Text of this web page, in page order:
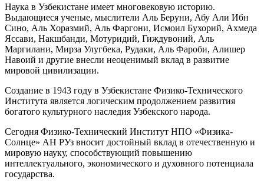
Наука в Узбекистане имеет многовековую историю.
Выдающиеся ученые, мыслители Аль Беруни, Абу Али Ибн
Сино, Аль Хоразмий, Аль Фаргони, Исмоил Бухорий, Ахмеда
Яссави, Накшбанди, Мотуридий, Гиждувоний, Аль
Маргилани, Мирза Улугбека, Рудаки, Аль Фароби, Алишер
Навоий и другие внесли неоценимый вклад в развитие
мировой цивилизации.
Создание в 1943 году в Узбекистане Физико-Технического
Института является логическим продолжением развития
богатого культурного наследия Узбекского народа.
Сегодня Физико-Технический Институт НПО «Физика-
Солнце» АН РУз вносит достойный вклад в отечественную и
мировую науку, способствующий повышению
интеллектуального, экономического и духовного потенциала
государства.